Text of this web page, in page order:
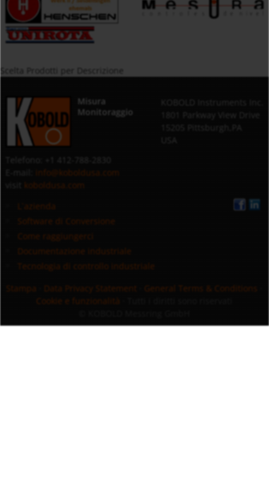
Misura
Monitoraggio
info@koboldusa.com
koboldusa.com
L`azienda
Software di Conversione
Come raggiungerci
Documentazione industriale
Tecnologia di controllo industriale
Stampa
Data Privacy Statement General Terms & Conditions
Cookie e funzionalità